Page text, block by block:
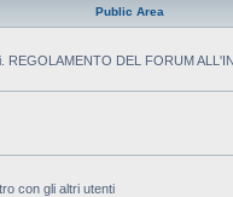
Public Area
DEL FORUM
con gli altri utenti